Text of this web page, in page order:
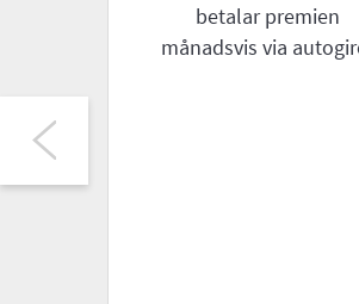
betalar premien
månadsvis via